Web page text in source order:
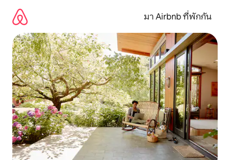
เนื้อหา
มา Airbnb ที่พักกัน